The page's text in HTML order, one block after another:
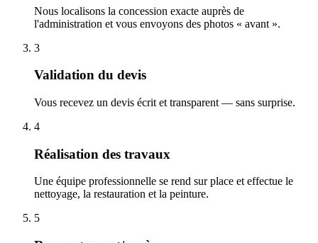
Nous localisons la concession exacte auprès de
l'administration et vous envoyons des photos « avant ».
3
Validation du devis
Vous recevez un devis écrit et transparent — sans surprise.
4
Réalisation des travaux
Une équipe professionnelle se rend sur place et effectue le
nettoyage, la restauration et la peinture.
5